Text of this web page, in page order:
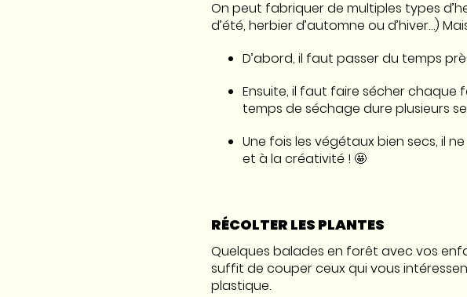
On peut fabriquer de multiples types
d’été, herbier d’automne ou d’hiver…)
D’abord, il faut passer du temps
Ensuite, il faut faire sécher chaque
temps de séchage dure plusieurs
Une fois les végétaux bien secs, il
et à la créativité ! 🤩
RÉCOLTER LES PLANTES
Quelques balades en forêt avec vos
suffit de couper ceux qui vous
plastique.